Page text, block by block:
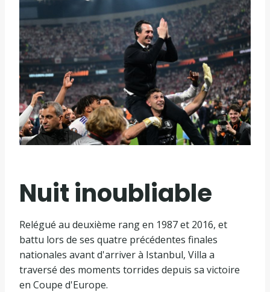
Nuit inoubliable
Relégué au deuxième rang en 1987 et 2016, et
battu lors de ses quatre précédentes finales
nationales avant d'arriver à Istanbul, Villa a
traversé des moments torrides depuis sa victoire
en Coupe d'Europe.